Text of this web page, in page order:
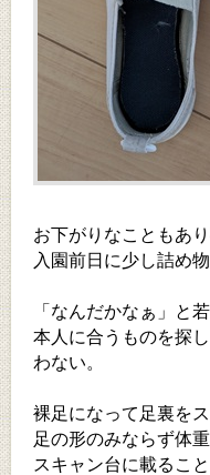
お下がりなこともあ
入園前日に少し詰め
「なんだかなぁ」と
本人に合うものを探
わない。
裸足になって足裏を
足の形のみならず体
スキャン台に載るこ